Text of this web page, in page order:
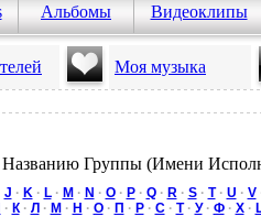
Альбомы Видеоклипы
Моя музыка
Группы (Имени
J · K· L· M · N · O· P· Q· R· S· T· U · V
· К· Л · М · Н · О· П · Р· С· Т· У· Ф· Х·